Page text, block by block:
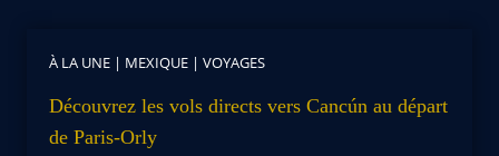
À LA UNE | MEXIQUE | VOYAGES
Découvrez les vols directs vers Cancún au départ
de Paris-Orly